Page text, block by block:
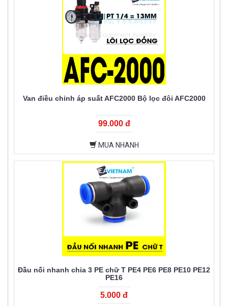
Van điều chỉnh áp suất AFC2000 Bộ lọc đôi AFC2000
99.000 đ
MUA NHANH
Đầu nối nhanh chia 3 PE chữ T PE4 PE6 PE8 PE10 PE12
PE16
5.000 đ